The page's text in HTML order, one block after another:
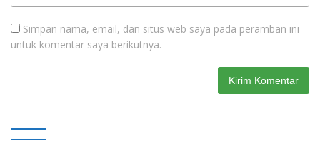
Simpan nama, email, dan situs web saya pada peramban ini
untuk komentar saya berikutnya.